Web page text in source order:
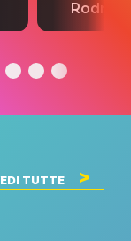
testo,
TUTTE